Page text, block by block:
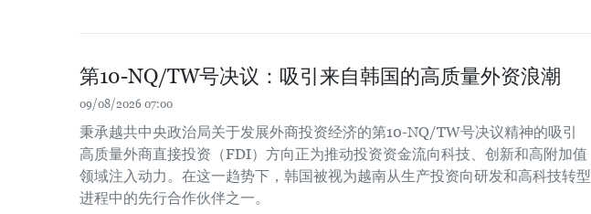
第10-NQ/TW号决议：吸引来自韩国的高质量外资浪潮
09/08/2026 07:00
秉承越共中央政治局关于发展外商投资经济的第10-NQ/TW号决议精神的吸引
高质量外商直接投资（FDI）方向正为推动投资资金流向科技、创新和高附加值
领域注入动力。在这一趋势下，韩国被视为越南从生产投资向研发和高科技转型
进程中的先行合作伙伴之一。